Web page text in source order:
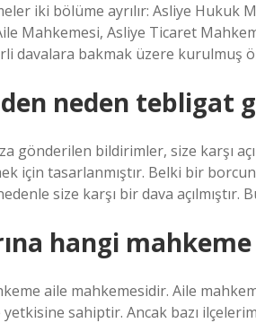
iki bölüme ayrılır: Asliye Hukuk
Mahkemesi, Asliye Ticaret
davalara bakmak üzere kurulmuş
neden tebligat
gönderilen bildirimler, size karşı
için tasarlanmıştır. Belki bir
size karşı bir dava
hangi
aile mahkemesidir. Aile
sahiptir. Ancak bazı